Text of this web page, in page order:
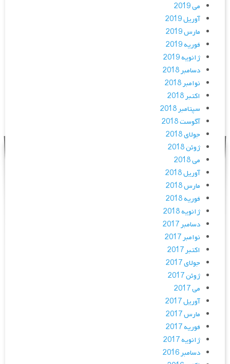
می 2019
آوریل 2019
مارس 2019
فوریه 2019
ژانویه 2019
دسامبر 2018
نوامبر 2018
اکتبر 2018
سپتامبر 2018
آگوست 2018
جولای 2018
ژوئن 2018
می 2018
آوریل 2018
مارس 2018
فوریه 2018
ژانویه 2018
دسامبر 2017
نوامبر 2017
اکتبر 2017
جولای 2017
ژوئن 2017
می 2017
آوریل 2017
مارس 2017
فوریه 2017
ژانویه 2017
دسامبر 2016